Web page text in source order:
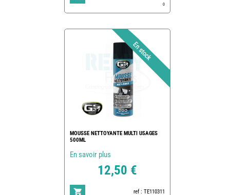
0
MOUSSE NETTOYANTE MULTI USAGES
500ML
En savoir plus
12,50 €
ref : TE110311